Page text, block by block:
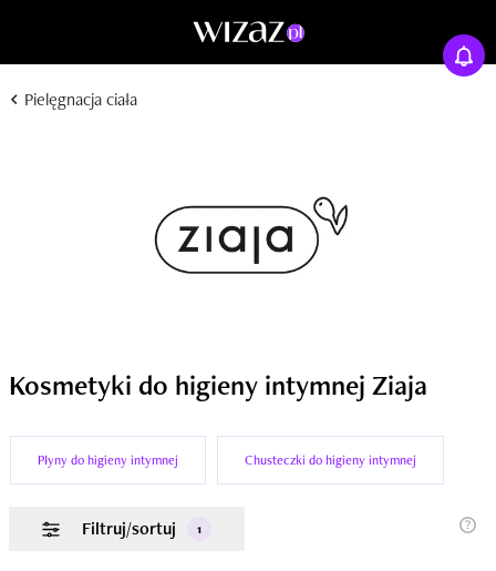
Pielęgnacja ciała
Kosmetyki do higieny intymnej Ziaja
Płyny do higieny intymnej Chusteczki do higieny intymnej
Filtruj/sortuj 1